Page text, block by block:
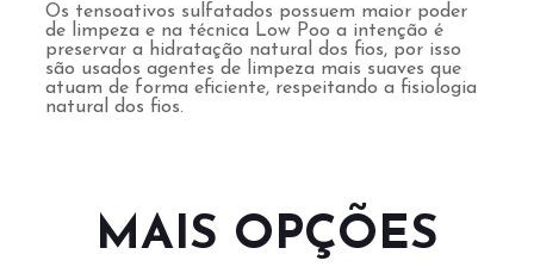
Os tensoativos sulfatados possuem maior poder
de limpeza e na técnica Low Poo a intenção é
preservar a hidratação natural dos fios, por isso
são usados agentes de limpeza mais suaves que
atuam de forma eficiente, respeitando a fisiologia
natural dos fios.
MAIS OPÇÕES